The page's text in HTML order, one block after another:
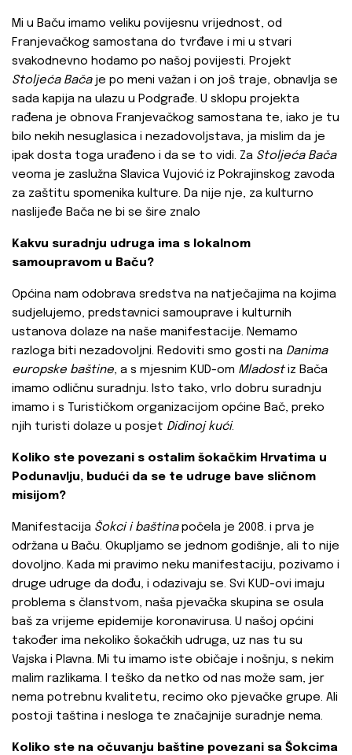
Mi u Baču imamo veliku povijesnu vrijednost, od
Franjevačkog samostana do tvrđave i mi u stvari
svakodnevno hodamo po našoj povijesti. Projekt
Stoljeća Bačaje po meni važan i on još traje, obnavlja se
sada kapija na ulazu u Podgrađe. U sklopu projekta
rađena je obnova Franjevačkog samostana te, iako je tu
bilo nekih nesuglasica i nezadovoljstava, ja mislim da je
ipak dosta toga urađeno i da se to vidi. Za Stoljeća Bača
veoma je zaslužna Slavica Vujović iz Pokrajinskog zavoda
za zaštitu spomenika kulture. Da nije nje, za kulturno
naslijeđe Bača ne bi se šire znalo
Kakvu suradnju udruga ima s lokalnom
samoupravom u Baču?
Općina nam odobrava sredstva na natječajima na kojima
sudjelujemo, predstavnici samouprave i kulturnih
ustanova dolaze na naše manifestacije. Nemamo
razloga biti nezadovoljni. Redoviti smo gosti na Danima
europske baštine, a s mjesnim KUD-om Mladostiz Bača
imamo odličnu suradnju. Isto tako, vrlo dobru suradnju
imamo i s Turističkom organizacijom općine Bač, preko
njih turisti dolaze u posjet Didinoj kući.
Koliko ste povezani s ostalim šokačkim Hrvatima u
Podunavlju, budući da se te udruge bave sličnom
misijom?
Manifestacija Šokci i baštinapočela je 2008. i prva je
održana u Baču. Okupljamo se jednom godišnje, ali to nije
dovoljno. Kada mi pravimo neku manifestaciju, pozivamo i
druge udruge da dođu, i odazivaju se. Svi KUD-ovi imaju
problema s članstvom, naša pjevačka skupina se osula
baš za vrijeme epidemije koronavirusa. U našoj općini
također ima nekoliko šokačkih udruga, uz nas tu su
Vajska i Plavna. Mi tu imamo iste običaje i nošnju, s nekim
malim razlikama. I teško da netko od nas može sam, jer
nema potrebnu kvalitetu, recimo oko pjevačke grupe. Ali
postoji taština i nesloga te značajnije suradnje nema.
Koliko ste na očuvanju baštine povezani sa Šokcima